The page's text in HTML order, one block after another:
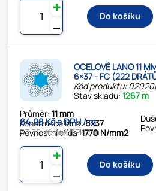
⚊
✚
Do košíku
OCELOVÉ LANO 11
6×37 - FC (222
Kód produktu:
Stav skladu:1267 m
Průměr:11 mm
Konstrukce lana:6x37
Pevnostní třída:1770 N/mm2
64.98 Kč s DPH / m
53.70 Kč bez DPH / m
⚊
✚
Do košíku